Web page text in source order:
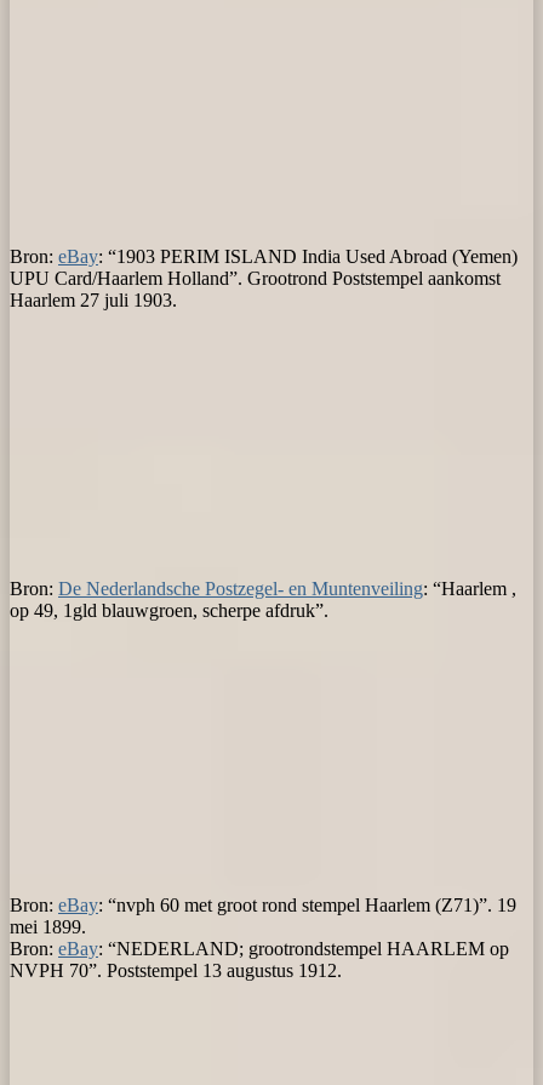
Bron: eBay: “1903 PERIM ISLAND India Used Abroad (Yemen)
UPU Card/Haarlem Holland”. Grootrond Poststempel aankomst
Haarlem 27 juli 1903.
Bron: De Nederlandsche Postzegel- en Muntenveiling: “Haarlem ,
op 49, 1gld blauwgroen, scherpe afdruk”.
Bron: eBay: “nvph 60 met groot rond stempel Haarlem (Z71)”. 19
mei 1899.
Bron: eBay: “NEDERLAND; grootrondstempel HAARLEM op
NVPH 70”. Poststempel 13 augustus 1912.